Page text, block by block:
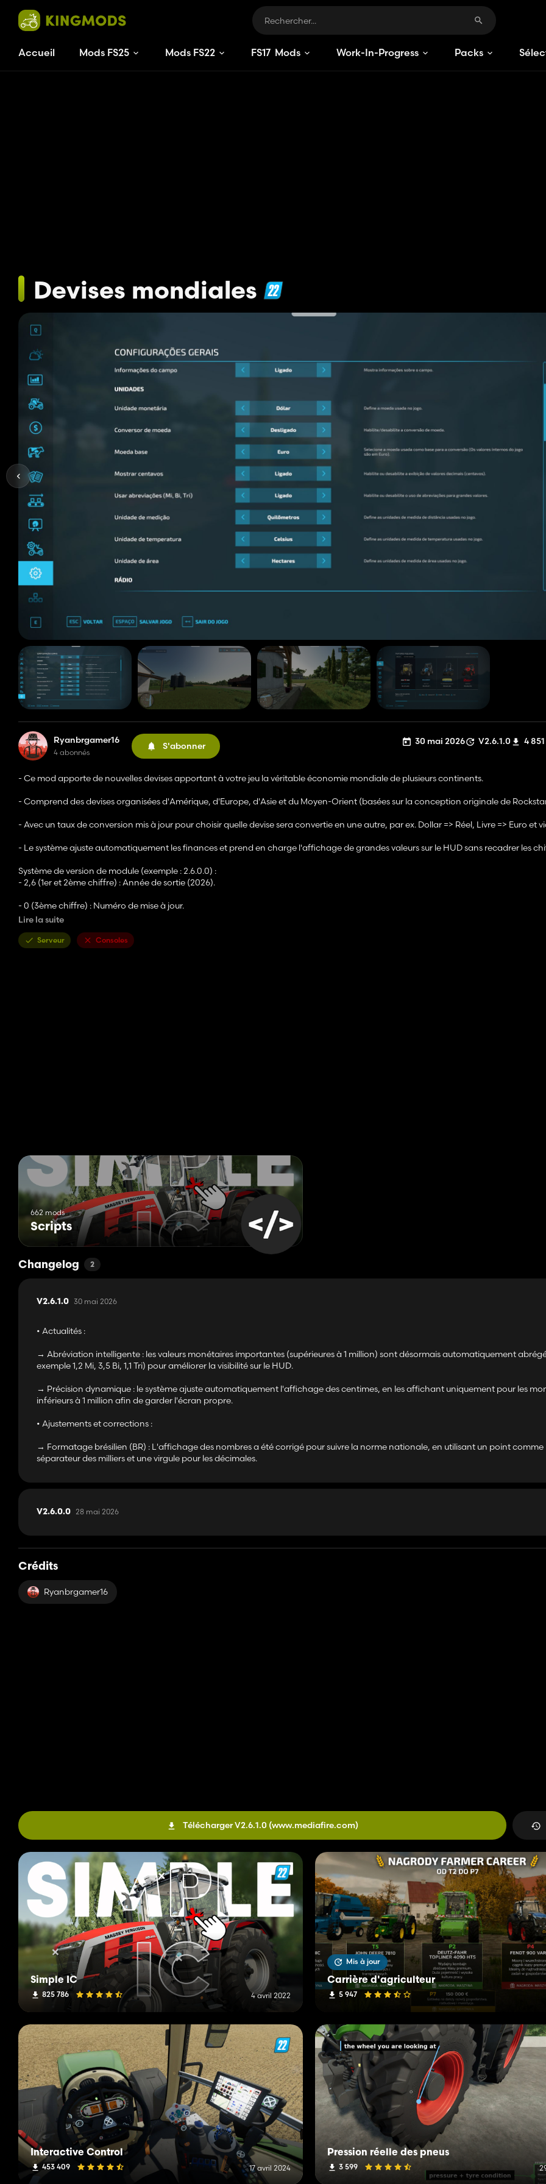
Accueil Mods FS25 Mods FS22 FS17 Mods Work-In-Progress Packs
Devises mondiales
Ryanbrgamer16
4 abonnés
S'abonner 30 mai 2026 V2.6.1.0 4 851
- Ce mod apporte de nouvelles devises apportant à votre jeu la véritable économie mondiale de plusieurs continents.
- Comprend des devises organisées d'Amérique, d'Europe, d'Asie et du Moyen-Orient (basées sur la conception originale de
- Avec un taux de conversion mis à jour pour choisir quelle devise sera convertie en une autre, par ex. Dollar => Réel, Livre => Euro et
- Le système ajuste automatiquement les finances et prend en charge l'affichage de grandes valeurs sur le HUD sans recadrer les
Système de version de module (exemple : 2.6.0.0) :
- 2,6 (1er et 2ème chiffre) : Année de sortie (2026).
- 0 (3ème chiffre) : Numéro de mise à jour.
J'espère que vous l'aimerez si vous pouvez suggérer de nouvelles fonctionnalités, je l'apprécierais et faites-moi également savoir si
Lire la suite
Serveur Consoles
662 mods
Scripts
Changelog 2
V2.6.1.0 30 mai 2026
• Actualités :
→ Abréviation intelligente : les valeurs monétaires importantes (supérieures à 1 million) sont désormais automatiquement
exemple 1,2 Mi, 3,5 Bi, 1,1 Tri) pour améliorer la visibilité sur le HUD.
→ Précision dynamique : le système ajuste automatiquement l'affichage des centimes, en les affichant uniquement pour les
inférieurs à 1 million afin de garder l'écran propre.
• Ajustements et corrections :
→ Formatage brésilien (BR) : L'affichage des nombres a été corrigé pour suivre la norme nationale, en utilisant un point comme
séparateur des milliers et une virgule pour les décimales.
V2.6.0.0 28 mai 2026
Crédits
Ryanbrgamer16
Télécharger V2.6.1.0 (www.mediafire.com)
Simple IC
825 786 4 avril 2022
Mis à jour
Carrière d'agriculteur
5 947
Interactive Control
453 409 17 avril 2024
Pression réelle des pneus
3 599